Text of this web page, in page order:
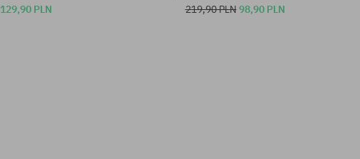
129,90 PLN 219,90 PLN98,90 PLN